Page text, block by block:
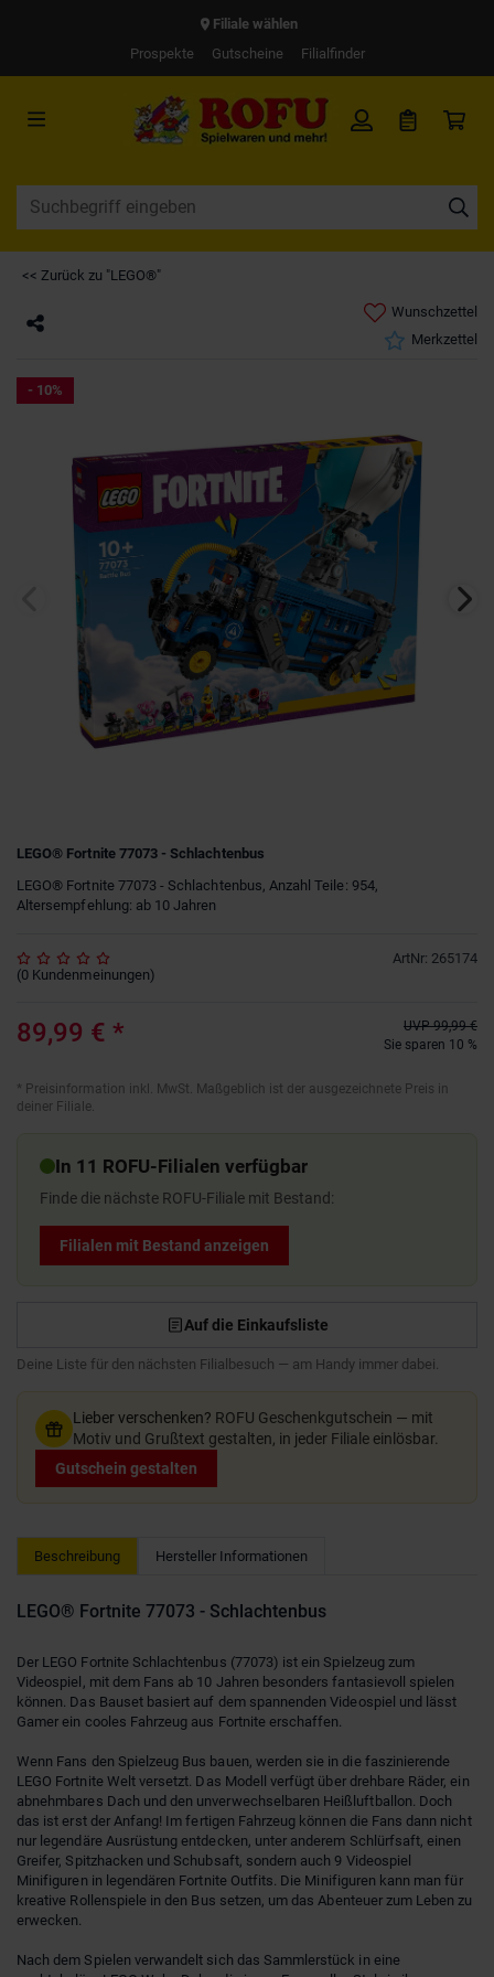
Filiale wählen
Prospekte
Gutscheine Filialfinder
<< Zurück zu "LEGO®"
Wunschzettel
Merkzettel
- 10%
LEGO® Fortnite 77073 - Schlachtenbus
LEGO® Fortnite 77073 - Schlachtenbus, Anzahl Teile: 954,
Altersempfehlung: ab 10 Jahren
ArtNr: 265174
(0 Kundenmeinungen)
89,99 € * UVP 99,99 €
Sie sparen 10 %
* Preisinformation inkl. MwSt. Maßgeblich ist der ausgezeichnete Preis in
deiner Filiale.
In 11 ROFU-Filialen verfügbar
Finde die nächste ROFU-Filiale mit Bestand:
Filialen mit Bestand anzeigen
Auf die Einkaufsliste
Deine Liste für den nächsten Filialbesuch — am Handy immer dabei.
Lieber verschenken? ROFU Geschenkgutschein — mit
Motiv und Grußtext gestalten, in jeder Filiale einlösbar.
Gutschein gestalten
Beschreibung Hersteller Informationen
LEGO® Fortnite 77073 - Schlachtenbus
Der LEGO Fortnite Schlachtenbus (77073) ist ein Spielzeug zum
Videospiel, mit dem Fans ab 10 Jahren besonders fantasievoll spielen
können. Das Bauset basiert auf dem spannenden Videospiel und lässt
Gamer ein cooles Fahrzeug aus Fortnite erschaffen.
Wenn Fans den Spielzeug Bus bauen, werden sie in die faszinierende
LEGO Fortnite Welt versetzt. Das Modell verfügt über drehbare Räder, ein
abnehmbares Dach und den unverwechselbaren Heißluftballon. Doch
das ist erst der Anfang! Im fertigen Fahrzeug können die Fans dann nicht
nur legendäre Ausrüstung entdecken, unter anderem Schlürfsaft, einen
Greifer, Spitzhacken und Schubsaft, sondern auch 9 Videospiel
Minifiguren in legendären Fortnite Outfits. Die Minifiguren kann man für
kreative Rollenspiele in den Bus setzen, um das Abenteuer zum Leben zu
erwecken.
Nach dem Spielen verwandelt sich das Sammlerstück in eine